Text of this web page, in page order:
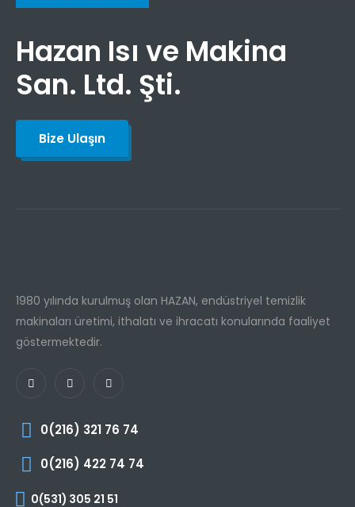
Hazan Isı ve Makina
San. Ltd. Şti.
Bize Ulaşın
1980 yılında kurulmuş olan HAZAN, endüstriyel temizlik
makinaları üretimi, ithalatı ve ihracatı konularında faaliyet
göstermektedir.
0(216) 321 76 74
0(216) 422 74 74
0(531) 305 21 51